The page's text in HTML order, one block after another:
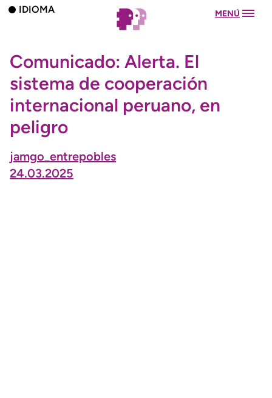
IDIOMA MENÚ
Comunicado: Alerta. El
sistema de cooperación
internacional peruano, en
peligro
jamgo_entrepobles
24.03.2025